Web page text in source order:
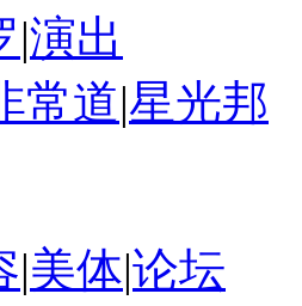
|演出
常道|星光邦
|美体|论坛